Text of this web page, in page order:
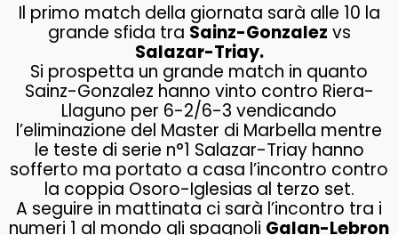
Il primo match della giornata sarà alle 10 la
grande sfida tra Sainz-Gonzalez vs
Salazar-Triay.
Si prospetta un grande match in quanto
Sainz-Gonzalez hanno vinto contro Riera-
Llaguno per 6-2/6-3 vendicando
l’eliminazione del Master di Marbella mentre
le teste di serie n°1 Salazar-Triay hanno
sofferto ma portato a casa l’incontro contro
la coppia Osoro-Iglesias al terzo set.
A seguire in mattinata ci sarà l’incontro tra i
numeri 1 al mondo gli spagnoli Galan-Lebron